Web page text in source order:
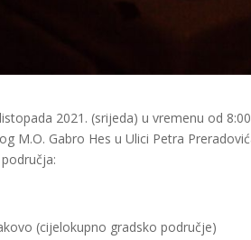
2021. (srijeda) u vremenu od
M.O. Gabro Hes u Ulici Petra
(cijelokupno gradsko područje)